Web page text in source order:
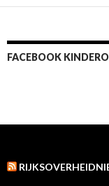
FACEBOOK